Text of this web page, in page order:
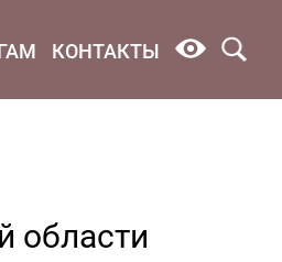
КОНТАКТЫ
области